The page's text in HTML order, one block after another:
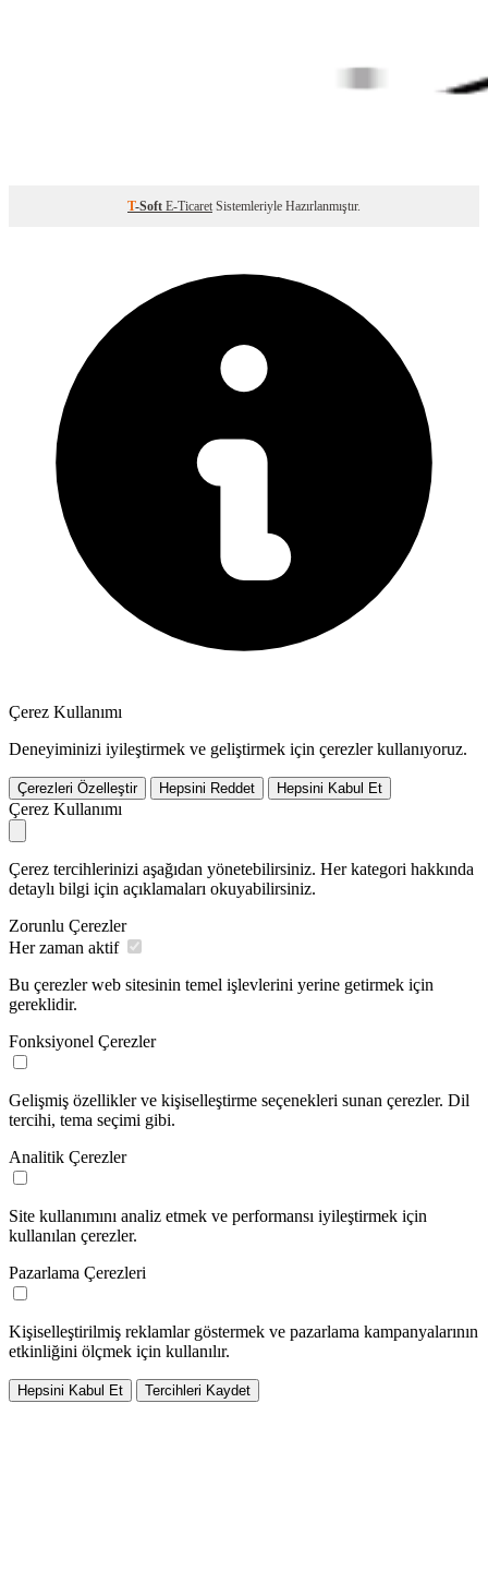
T-Soft E-Ticaret Sistemleriyle Hazırlanmıştır.
Çerez Kullanımı
Deneyiminizi iyileştirmek ve geliştirmek için çerezler kullanıyoruz.
Çerezleri Özelleştir Hepsini Reddet Hepsini Kabul Et
Çerez Kullanımı
Çerez tercihlerinizi aşağıdan yönetebilirsiniz. Her kategori hakkında
detaylı bilgi için açıklamaları okuyabilirsiniz.
Zorunlu Çerezler
Her zaman aktif
Bu çerezler web sitesinin temel işlevlerini yerine getirmek için
gereklidir.
Fonksiyonel Çerezler
Gelişmiş özellikler ve kişiselleştirme seçenekleri sunan çerezler. Dil
tercihi, tema seçimi gibi.
Analitik Çerezler
Site kullanımını analiz etmek ve performansı iyileştirmek için
kullanılan çerezler.
Pazarlama Çerezleri
Kişiselleştirilmiş reklamlar göstermek ve pazarlama kampanyalarının
etkinliğini ölçmek için kullanılır.
Hepsini Kabul Et Tercihleri Kaydet